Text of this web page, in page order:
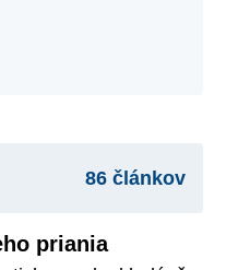
86 článkov
priania